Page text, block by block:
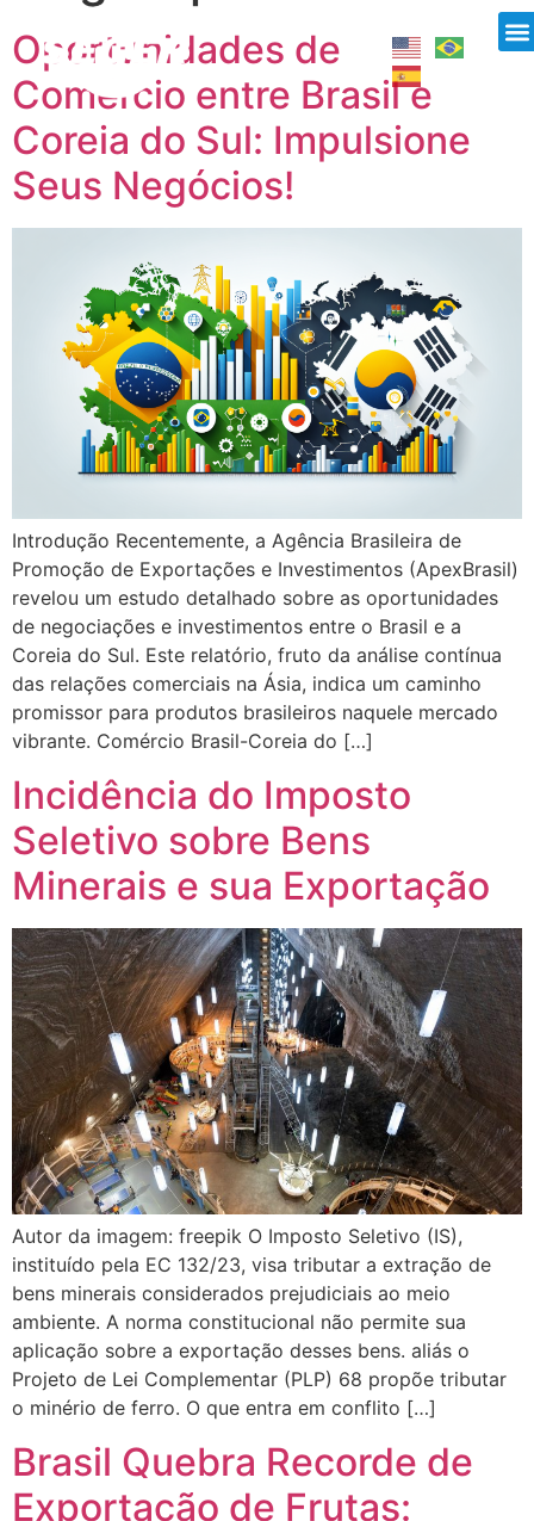
Oportunidades de
Comércio entre Brasil e
Coreia do Sul: Impulsione
Seus Negócios!
Introdução Recentemente, a Agência Brasileira de
Promoção de Exportações e Investimentos (ApexBrasil)
revelou um estudo detalhado sobre as oportunidades
de negociações e investimentos entre o Brasil e a
Coreia do Sul. Este relatório, fruto da análise contínua
das relações comerciais na Ásia, indica um caminho
promissor para produtos brasileiros naquele mercado
vibrante. Comércio Brasil-Coreia do […]
Incidência do Imposto
Seletivo sobre Bens
Minerais e sua Exportação
Autor da imagem: freepik O Imposto Seletivo (IS),
instituído pela EC 132/23, visa tributar a extração de
bens minerais considerados prejudiciais ao meio
ambiente. A norma constitucional não permite sua
aplicação sobre a exportação desses bens. aliás o
Projeto de Lei Complementar (PLP) 68 propõe tributar
o minério de ferro. O que entra em conflito […]
Brasil Quebra Recorde de
Exportação de Frutas: